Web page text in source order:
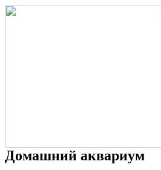
Домашний аквариум